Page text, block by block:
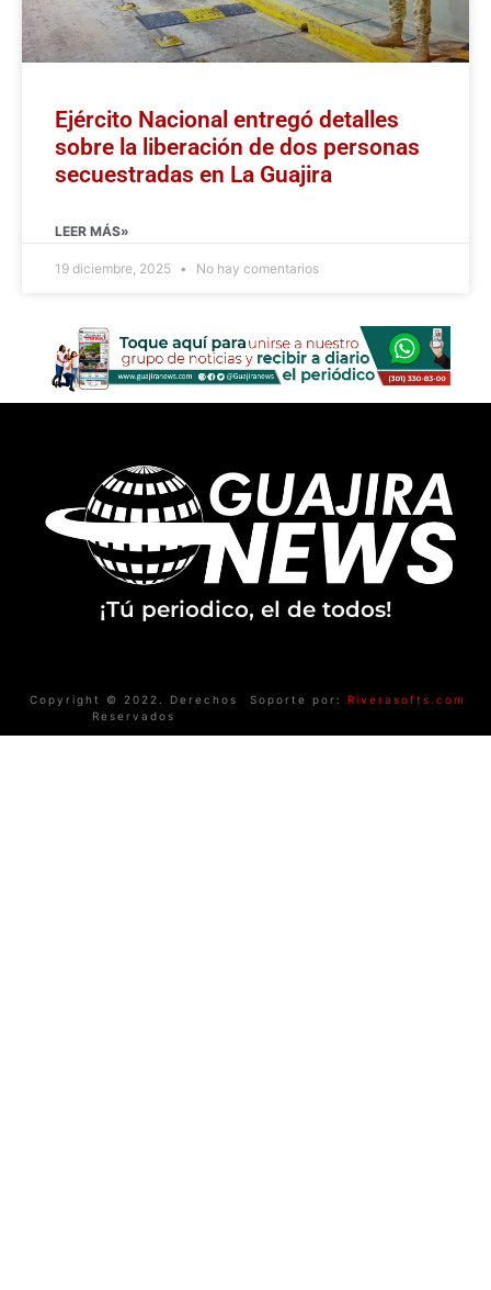
Ejército Nacional entregó detalles
sobre la liberación de dos personas
secuestradas en La Guajira
LEER MÁS»
19 diciembre, 2025 No hay comentarios
¡Tú periodico, el de todos!
Copyright © 2022. Derechos
Reservados
Soporte por: Riverasofts.com